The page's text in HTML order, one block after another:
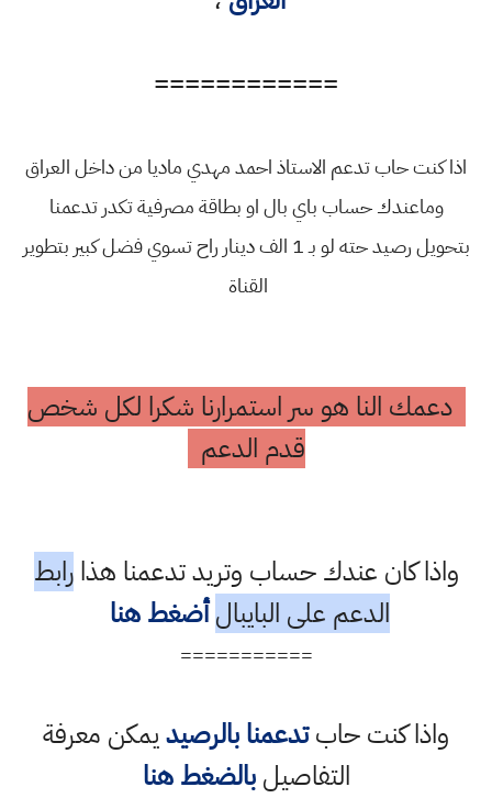
============
اذا كنت حاب تدعم الاستاذ احمد مهدي ماديا من داخل العراق
وماعندك حساب باي بال او بطاقة مصرفية تكدر تدعمنا
بتحويل رصيد حته لو بـ 1 الف دينار راح تسوي فضل كبير بتطوير
القناة
دعمك النا هو سر استمرارنا شكرا لكل شخص
قدم الدعم
واذا كان عندك حساب وتريد تدعمنا هذارابط
الدعم على البايبال أضغط هنا
===========
واذا كنت حابتدعمنا بالرصيديمكن معرفة
التفاصيلبالضغط هنا